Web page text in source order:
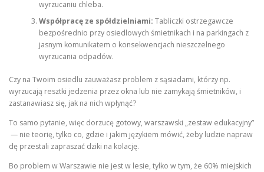
wyrzucaniu chleba.
Współpracę ze spółdzielniami: Tabliczki ostrzegawcze
bezpośrednio przy osiedlowych śmietnikach i na parkingach z
jasnym komunikatem o konsekwencjach nieszczelnego
wyrzucania odpadów.
Czy na Twoim osiedlu zauważasz problem z sąsiadami, którzy np.
wyrzucają resztki jedzenia przez okna lub nie zamykają śmietników, i
zastanawiasz się, jak na nich wpłynąć?
To samo pytanie, więc dorzucę gotowy, warszawski „zestaw edukacyjny”
— nie teorię, tylko co, gdzie i jakim językiem mówić, żeby ludzie napraw
dę przestali zapraszać dziki na kolację.
Bo problem w Warszawie nie jest w lesie, tylko w tym, że 60% miejskich